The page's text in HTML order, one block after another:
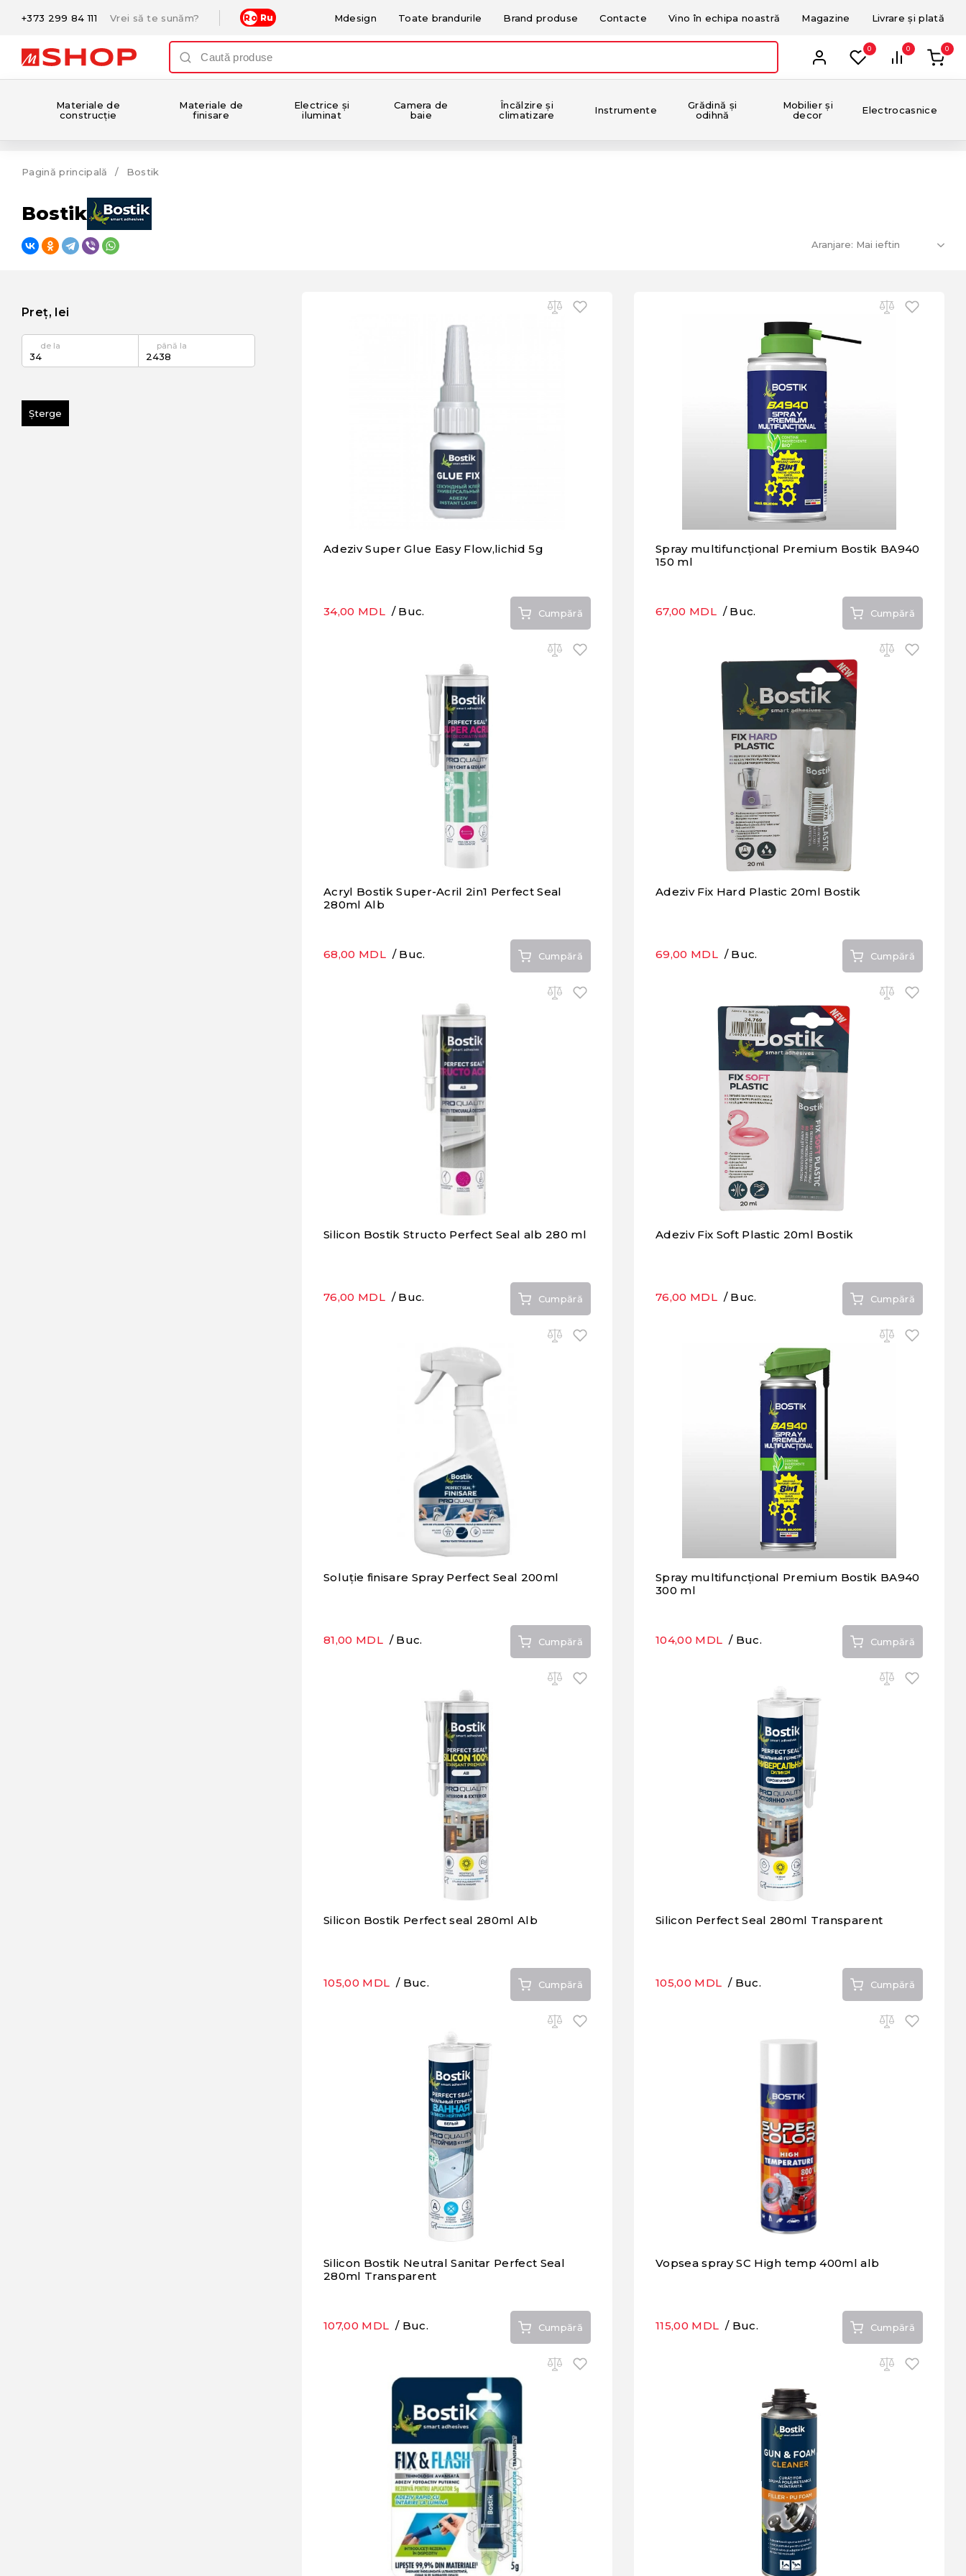
+373 299 84 111 Vrei să te sunăm? Ro Ru Mdesign Toate brandurile Brand produse Contacte Vino în echipa noastră Magazine Livrare și plată
0 0 0
Materiale de
construcție
Materiale de
finisare
Electrice și
iluminat
Camera de
baie
Încălzire și
climatizare
Instrumente
Grădină și
odihnă
Mobilier și
decor
Electrocasnice
Pagină principală Bostik
Bostik
Preț, lei
de la până la
Șterge
Aranjare:
Adeziv Super Glue Easy Flow,lichid 5g
34,00 MDL / Buc. Cumpără
Spray multifuncțional Premium Bostik BA940
150 ml
67,00 MDL / Buc. Cumpără
Acryl Bostik Super-Acril 2in1 Perfect Seal
280ml Alb
68,00 MDL / Buc. Cumpără
Adeziv Fix Hard Plastic 20ml Bostik
69,00 MDL / Buc. Cumpără
Silicon Bostik Structo Perfect Seal alb 280 ml
76,00 MDL / Buc. Cumpără
Adeziv Fix Soft Plastic 20ml Bostik
76,00 MDL / Buc. Cumpără
Soluție finisare Spray Perfect Seal 200ml
81,00 MDL / Buc. Cumpără
Spray multifuncțional Premium Bostik BA940
300 ml
104,00 MDL / Buc. Cumpără
Silicon Bostik Perfect seal 280ml Alb
105,00 MDL / Buc. Cumpără
Silicon Perfect Seal 280ml Transparent
105,00 MDL / Buc. Cumpără
Silicon Bostik Neutral Sanitar Perfect Seal
280ml Transparent
107,00 MDL / Buc. Cumpără
Vopsea spray SC High temp 400ml alb
115,00 MDL / Buc. Cumpără